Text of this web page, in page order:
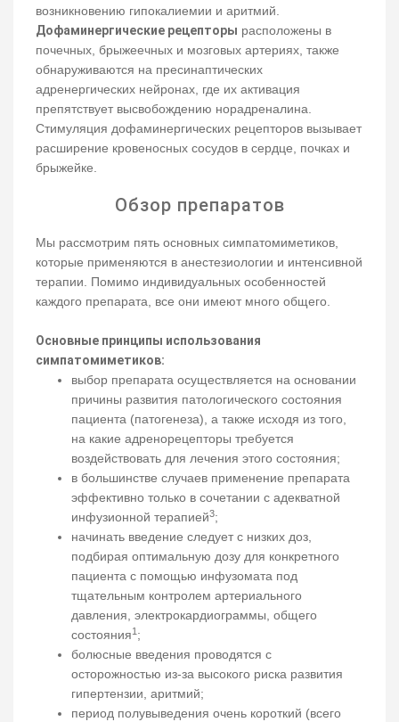
возникновению гипокалиемии и аритмий.
Дофаминергические рецепторы расположены в
почечных, брыжеечных и мозговых артериях, также
обнаруживаются на пресинаптических
адренергических нейронах, где их активация
препятствует высвобождению норадреналина.
Стимуляция дофаминергических рецепторов вызывает
расширение кровеносных сосудов в сердце, почках и
брыжейке.
Обзор препаратов
Мы рассмотрим пять основных симпатомиметиков,
которые применяются в анестезиологии и интенсивной
терапии. Помимо индивидуальных особенностей
каждого препарата, все они имеют много общего.
Основные принципы использования
симпатомиметиков:
выбор препарата осуществляется на основании
причины развития патологического состояния
пациента (патогенеза), а также исходя из того,
на какие адренорецепторы требуется
воздействовать для лечения этого состояния;
в большинстве случаев применение препарата
эффективно только в сочетании с адекватной
инфузионной терапией3;
начинать введение следует с низких доз,
подбирая оптимальную дозу для конкретного
пациента с помощью инфузомата под
тщательным контролем артериального
давления, электрокардиограммы, общего
состояния1 ;
болюсные введения проводятся с
осторожностью из-за высокого риска развития
гипертензии, аритмий;
период полувыведения очень короткий (всего